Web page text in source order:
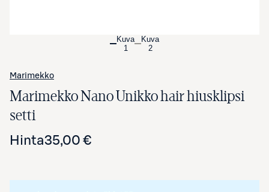
Kuva
1
Kuva
2
Marimekko
Marimekko Nano Unikko hair hiusklipsi
setti
Hinta35,00 €